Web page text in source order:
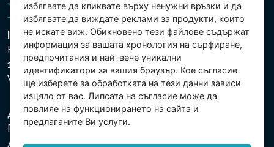
Intex Trading, s.r.o.
Hradecká 2526/3
130 00 Praha 3
Vinohrady - Česká republika
Дружеството е регистрирано в Градския съд в
Прага, раздел С, партида 74759. Ид.№: 26150808,
Данъчен Ид.№: CZ26150808.
избягвате да кликвате върху ненужни връзки и да
избягвате да виждате реклами за продукти, които
не искате виж. Обикновено тези файлове съдържат
информация за вашата хронология на сърфиране,
предпочитания и най-вече уникални
идентификатори за вашия браузър. Кое съгласие
ще изберете за обработката на тези данни зависи
изцяло от вас. Липсата на съгласие може да
повлияе на функционирането на сайта и
предлаганите Ви услуги.